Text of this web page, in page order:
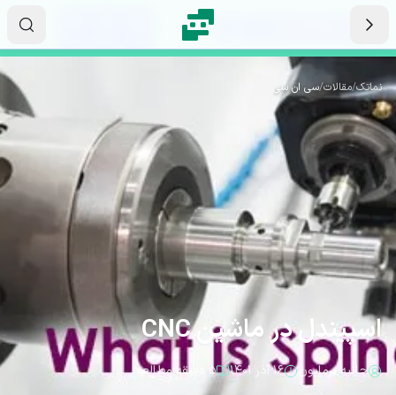
نماتک/مقالات/سی ان سی
اسپیندل در ماشین CNC
حانیه برمایون ۱۶ آذر ۱۴۰۱ ۵ دقیقه مطالعه